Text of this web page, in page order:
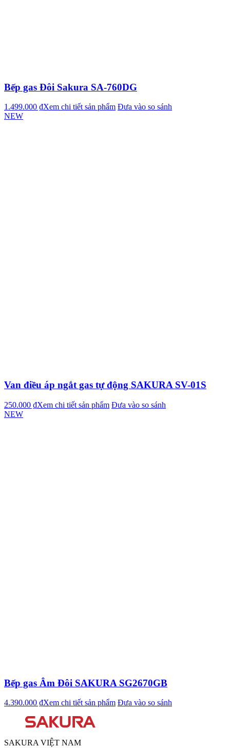
Bếp gas Đôi Sakura SA-760DG
1.499.000 ₫Xem chi tiết sản phẩm Đưa vào so sánh
NEW
Van điều áp ngắt gas tự động SAKURA SV-01S
250.000 ₫Xem chi tiết sản phẩm Đưa vào so sánh
NEW
Bếp gas Âm Đôi SAKURA SG2670GB
4.390.000 ₫Xem chi tiết sản phẩm Đưa vào so sánh
SAKURA VIỆT NAM